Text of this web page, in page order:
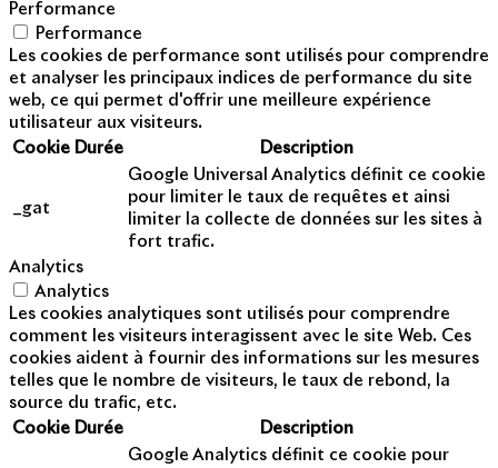
Performance
Performance
Les cookies de performance sont utilisés pour comprendre
et analyser les principaux indices de performance du site
web, ce qui permet d'offrir une meilleure expérience
utilisateur aux visiteurs.
Cookie Durée Description
_gat
Google Universal Analytics définit ce cookie
pour limiter le taux de requêtes et ainsi
limiter la collecte de données sur les sites à
fort trafic.
Analytics
Analytics
Les cookies analytiques sont utilisés pour comprendre
comment les visiteurs interagissent avec le site Web. Ces
cookies aident à fournir des informations sur les mesures
telles que le nombre de visiteurs, le taux de rebond, la
source du trafic, etc.
Cookie Durée Description
Google Analytics définit ce cookie pour